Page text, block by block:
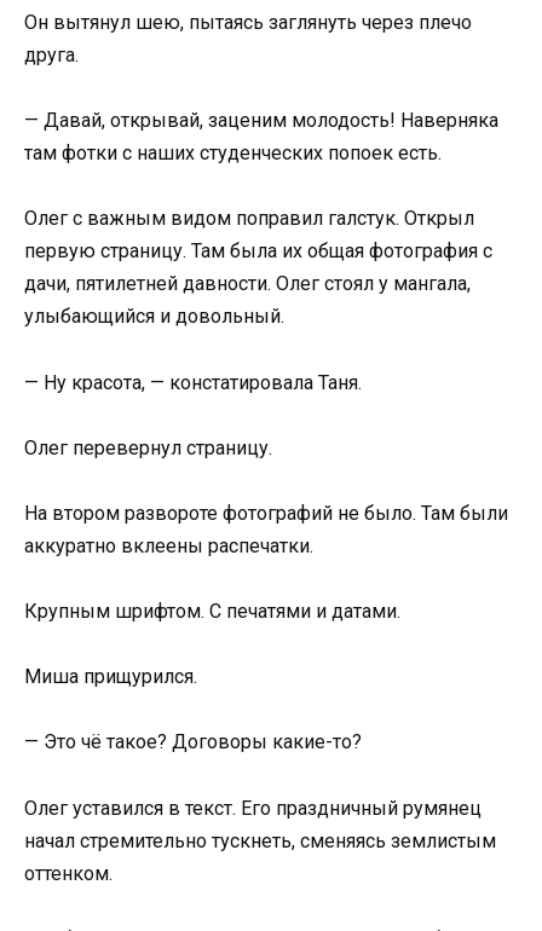
Он вытянул шею, пытаясь заглянуть через плечо
друга.
— Давай, открывай, заценим молодость! Наверняка
там фотки с наших студенческих попоек есть.
Олег с важным видом поправил галстук. Открыл
первую страницу. Там была их общая фотография с
дачи, пятилетней давности. Олег стоял у мангала,
улыбающийся и довольный.
— Ну красота, — констатировала Таня.
Олег перевернул страницу.
На втором развороте фотографий не было. Там были
аккуратно вклеены распечатки.
Крупным шрифтом. С печатями и датами.
Миша прищурился.
— Это чё такое? Договоры какие-то?
Олег уставился в текст. Его праздничный румянец
начал стремительно тускнеть, сменяясь землистым
оттенком.